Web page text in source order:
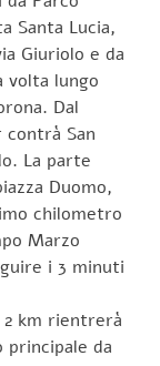
Santa Lucia,
Giuriolo e da
volta lungo
Dal
San
La parte
Duomo,
chilometro
Marzo
i 3 minuti
2 km rientrerà
principale da